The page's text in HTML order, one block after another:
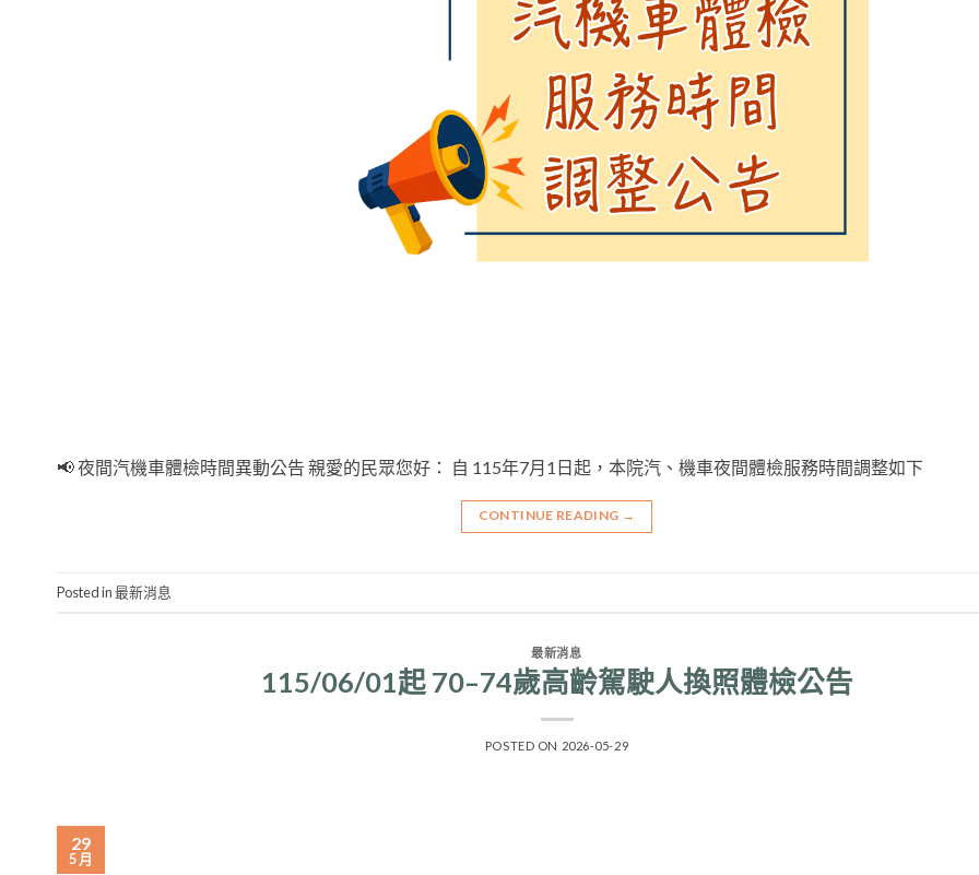
📢 夜間汽機車體檢時間異動公告 親愛的民眾您好： 自 115年7月1日起，本院汽、機車夜間體檢服務時間調整如下
CONTINUE READING →
Posted in最新消息
最新消息
115/06/01起 70–74歲高齡駕駛人換照體檢公告
POSTED ON 2026-05-29
29
5 月